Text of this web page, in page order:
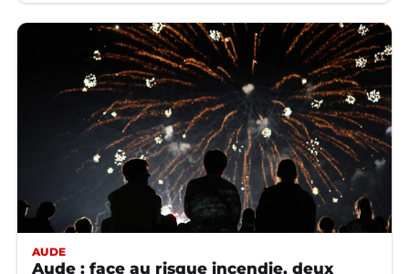
AUDE
Aude : face au risque incendie, deux